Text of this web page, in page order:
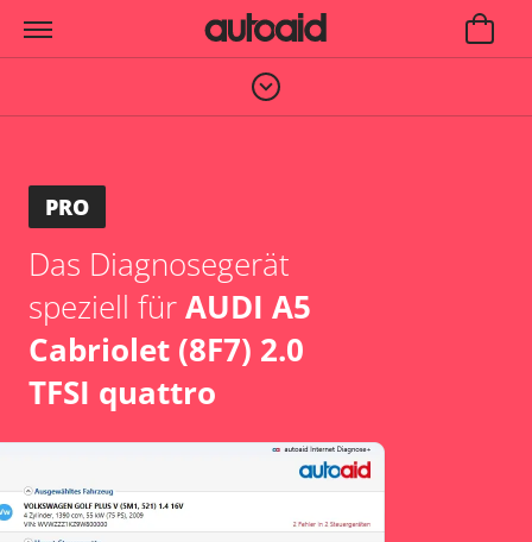
PRO
Das Diagnosegerät
speziell fürAUDI A5
Cabriolet (8F7) 2.0
TFSI quattro